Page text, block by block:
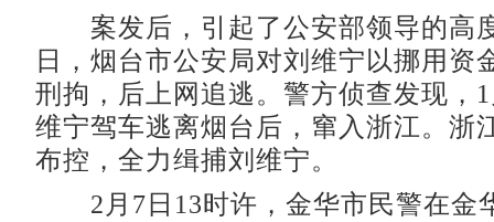
案发后，引起了公安部领导的高
日，烟台市公安局对刘维宁以挪用资
刑拘，后上网追逃。警方侦查发现，
维宁驾车逃离烟台后，窜入浙江。浙
布控，全力缉捕刘维宁。
2月7日13时许，金华市民警在金